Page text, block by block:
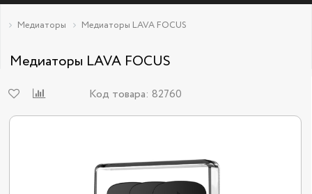
Медиаторы Медиаторы LAVA FOCUS
Медиаторы LAVA FOCUS
Код товара: 82760